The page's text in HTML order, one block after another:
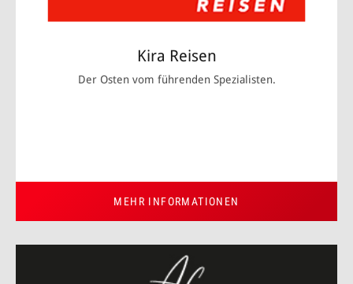
Kira Reisen
Der Osten vom führenden Spezialisten.
MEHR INFORMATIONEN